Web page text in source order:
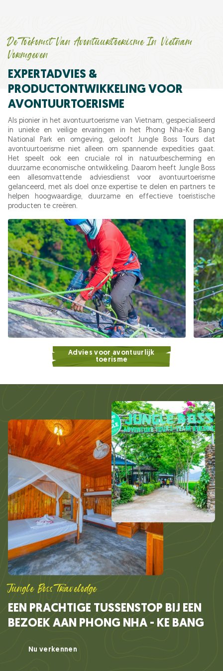
De Toekomst Van Avontuurtoerisme In Vietnam
Vormgeven
EXPERTADVIES &
PRODUCTONTWIKKELING VOOR
AVONTUURTOERISME
Als pionier in het avontuurtoerisme van Vietnam, gespecialiseerd
in unieke en veilige ervaringen in het Phong Nha-Ke Bang
National Park en omgeving, gelooft Jungle Boss Tours dat
avontuurtoerisme niet alleen om spannende expedities gaat.
Het speelt ook een cruciale rol in natuurbescherming en
duurzame economische ontwikkeling. Daarom heeft Jungle Boss
een allesomvattende adviesdienst voor avontuurtoerisme
gelanceerd, met als doel onze expertise te delen en partners te
helpen hoogwaardige, duurzame en effectieve toeristische
producten te creëren.
Advies voor avontuurlijk
toerisme
Jungle Boss Travelodge
EEN PRACHTIGE TUSSENSTOP BIJ EEN
BEZOEK AAN PHONG NHA - KE BANG
Nu verkennen